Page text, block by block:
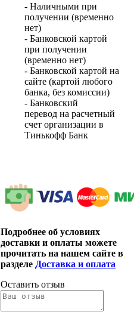
- Наличными при
получении (временно
нет)
- Банковской картой
при получении
(временно нет)
- Банковской картой на
сайте (картой любого
банка, без комиссии)
- Банковский
перевод на расчетный
счет организации в
Тинькофф Банк
Подробнее об условиях
доставки и оплаты можете
прочитать на нашем сайте в
разделе Доставка и оплата
Оставить отзыв